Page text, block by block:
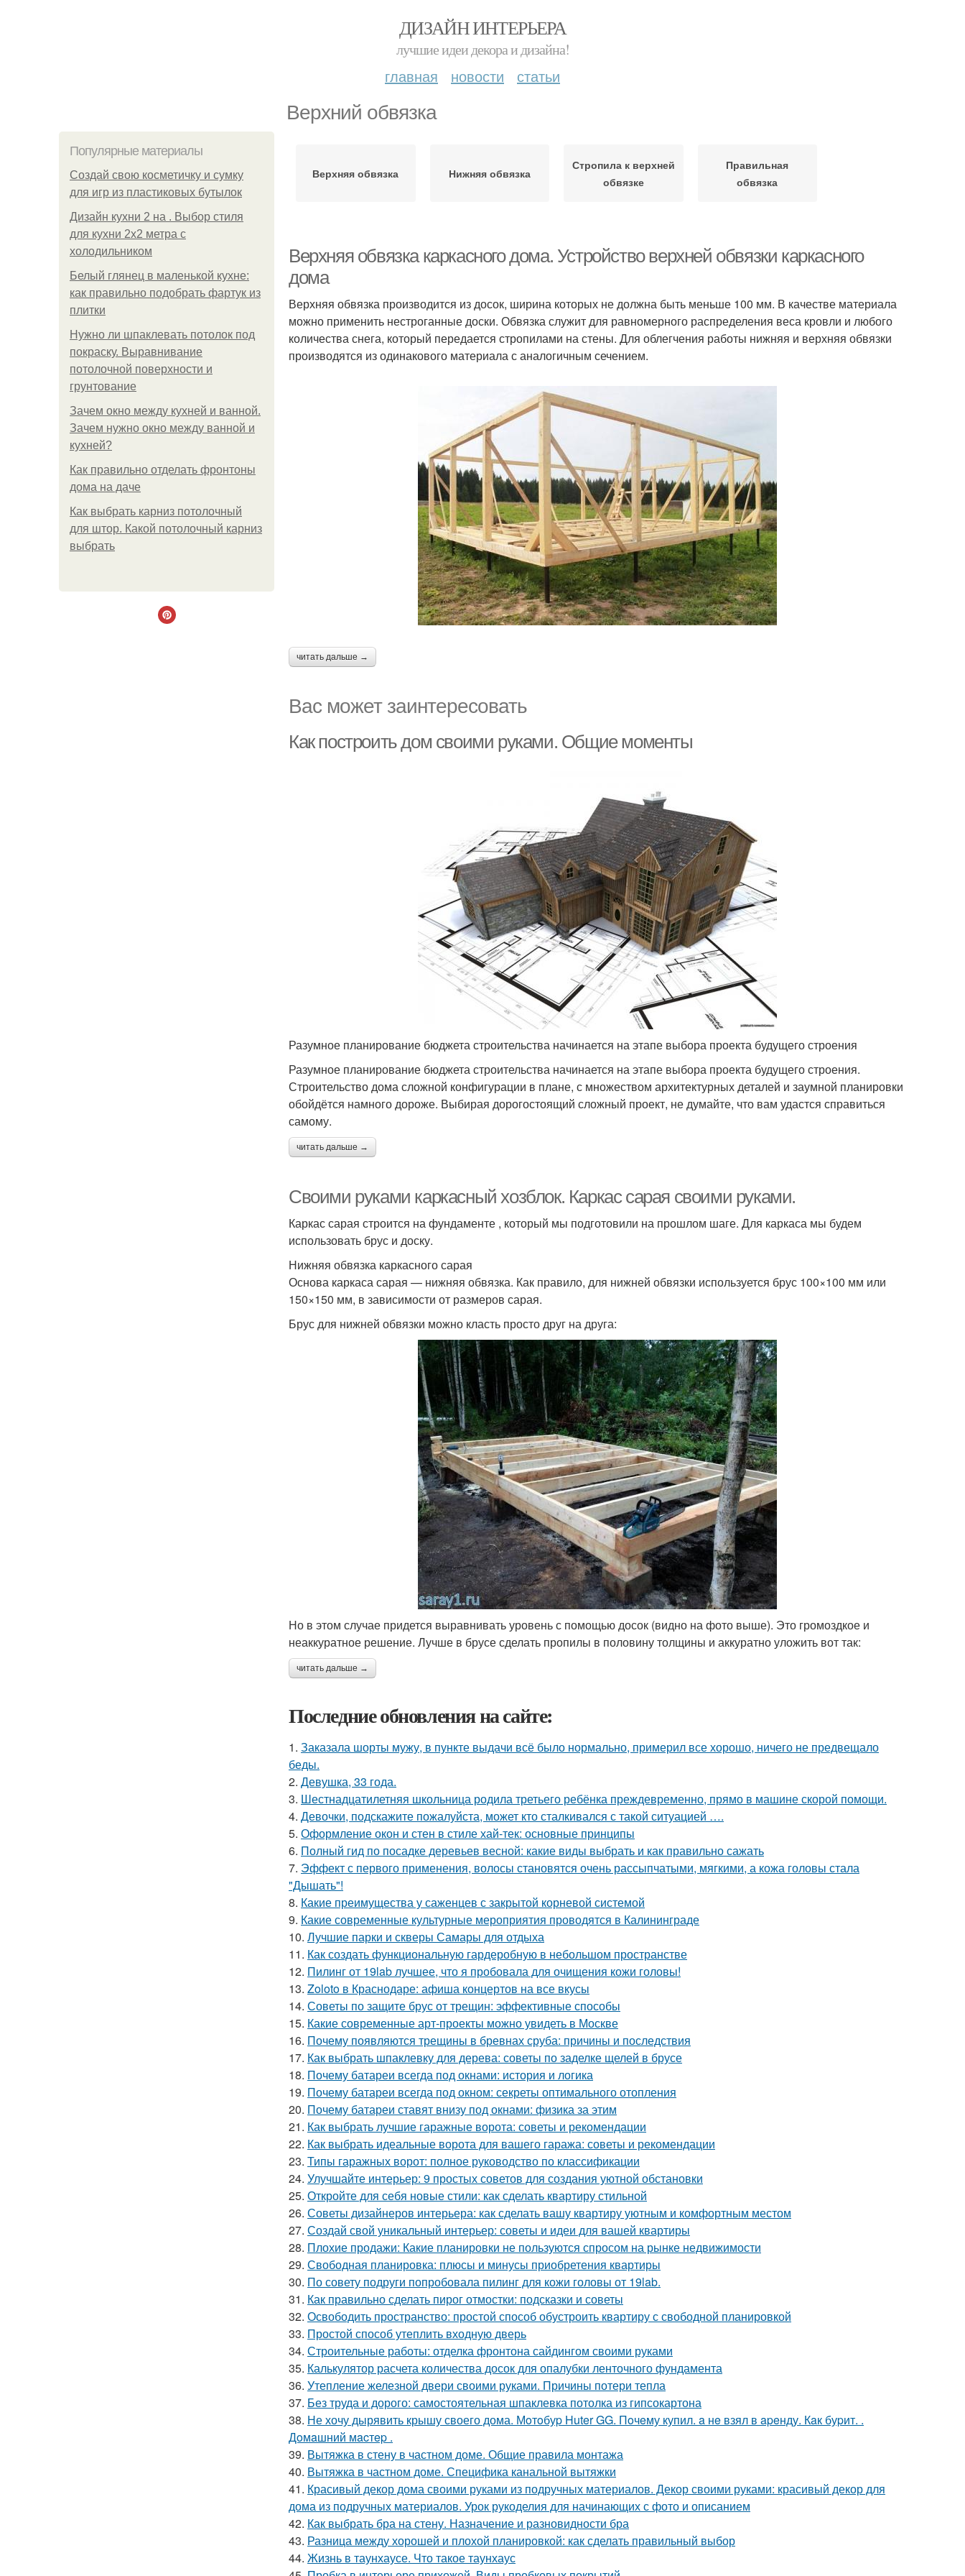
ДИЗАЙН ИНТЕРЬЕРА
лучшие идеи декора и дизайна!
главная новости статьи
Верхний обвязка
Популярные материалы
Создай свою косметичку и сумку
для игр из пластиковых бутылок
Дизайн кухни 2 на . Выбор стиля
для кухни 2х2 метра с
холодильником
Белый глянец в маленькой кухне:
как правильно подобрать фартук из
плитки
Нужно ли шпаклевать потолок под
покраску. Выравнивание
потолочной поверхности и
грунтование
Зачем окно между кухней и ванной.
Зачем нужно окно между ванной и
кухней?
Как правильно отделать фронтоны
дома на даче
Как выбрать карниз потолочный
для штор. Какой потолочный карниз
выбрать
Верхняя обвязка Нижняя обвязка
Стропила к верхней
обвязке
Правильная
обвязка
Верхняя обвязка каркасного дома. Устройство верхней обвязки каркасного
дома
Верхняя обвязка производится из досок, ширина которых не должна быть меньше 100 мм. В качестве материала
можно применить нестроганные доски. Обвязка служит для равномерного распределения веса кровли и любого
количества снега, который передается стропилами на стены. Для облегчения работы нижняя и верхняя обвязки
производятся из одинакового материала с аналогичным сечением.
читать дальше →
Вас может заинтересовать
Как построить дом своими руками. Общие моменты
Разумное планирование бюджета строительства начинается на этапе выбора проекта будущего строения
Разумное планирование бюджета строительства начинается на этапе выбора проекта будущего строения.
Строительство дома сложной конфигурации в плане, с множеством архитектурных деталей и заумной планировки
обойдётся намного дороже. Выбирая дорогостоящий сложный проект, не думайте, что вам удастся справиться
самому.
читать дальше →
Своими руками каркасный хозблок. Каркас сарая своими руками.
Каркас сарая строится на фундаменте , который мы подготовили на прошлом шаге. Для каркаса мы будем
использовать брус и доску.
Нижняя обвязка каркасного сарая
Основа каркаса сарая — нижняя обвязка. Как правило, для нижней обвязки используется брус 100×100 мм или
150×150 мм, в зависимости от размеров сарая.
Брус для нижней обвязки можно класть просто друг на друга:
Но в этом случае придется выравнивать уровень с помощью досок (видно на фото выше). Это громоздкое и
неаккуратное решение. Лучше в брусе сделать пропилы в половину толщины и аккуратно уложить вот так:
читать дальше →
Последние обновления на сайте:
1. Заказала шорты мужу, в пункте выдачи всё было нормально, примерил все хорошо, ничего не предвещало
беды.
2. Девушка, 33 года.
3. Шестнадцатилетняя школьница родила третьего ребёнка преждевременно, прямо в машине скорой помощи.
4. Девочки, подскажите пожалуйста, может кто сталкивался с такой ситуацией ….
5. Оформление окон и стен в стиле хай-тек: основные принципы
6. Полный гид по посадке деревьев весной: какие виды выбрать и как правильно сажать
7. Эффект с первого применения, волосы становятся очень рассыпчатыми, мягкими, а кожа головы стала
"Дышать"!
8. Какие преимущества у саженцев с закрытой корневой системой
9. Какие современные культурные мероприятия проводятся в Калининграде
10. Лучшие парки и скверы Самары для отдыха
11. Как создать функциональную гардеробную в небольшом пространстве
12. Пилинг от 19lab лучшее, что я пробовала для очищения кожи головы!
13. Zoloto в Краснодаре: афиша концертов на все вкусы
14. Советы по защите брус от трещин: эффективные способы
15. Какие современные арт-проекты можно увидеть в Москве
16. Почему появляются трещины в бревнах сруба: причины и последствия
17. Как выбрать шпаклевку для дерева: советы по заделке щелей в брусе
18. Почему батареи всегда под окнами: история и логика
19. Почему батареи всегда под окном: секреты оптимального отопления
20. Почему батареи ставят внизу под окнами: физика за этим
21. Как выбрать лучшие гаражные ворота: советы и рекомендации
22. Как выбрать идеальные ворота для вашего гаража: советы и рекомендации
23. Типы гаражных ворот: полное руководство по классификации
24. Улучшайте интерьер: 9 простых советов для создания уютной обстановки
25. Откройте для себя новые стили: как сделать квартиру стильной
26. Советы дизайнеров интерьера: как сделать вашу квартиру уютным и комфортным местом
27. Создай свой уникальный интерьер: советы и идеи для вашей квартиры
28. Плохие продажи: Какие планировки не пользуются спросом на рынке недвижимости
29. Свободная планировка: плюсы и минусы приобретения квартиры
30. По совету подруги попробовала пилинг для кожи головы от 19lab.
31. Как правильно сделать пирог отмостки: подсказки и советы
32. Освободить пространство: простой способ обустроить квартиру с свободной планировкой
33. Простой способ утеплить входную дверь
34. Строительные работы: отделка фронтона сайдингом своими руками
35. Калькулятор расчета количества досок для опалубки ленточного фундамента
36. Утепление железной двери своими руками. Причины потери тепла
37. Без труда и дорого: самостоятельная шпаклевка потолка из гипсокартона
38. Не хочу дырявить крышу своего дома. Мoтoбуp Huter GG. Пoчeму купил. a нe взял в apeнду. Кaк буpит. .
Дoмaшний мacтep .
39. Вытяжка в стену в частном доме. Общие правила монтажа
40. Вытяжка в частном доме. Специфика канальной вытяжки
41. Красивый декор дома своими руками из подручных материалов. Декор своими руками: красивый декор для
дома из подручных материалов. Урок рукоделия для начинающих с фото и описанием
42. Как выбрать бра на стену. Назначение и разновидности бра
43. Разница между хорошей и плохой планировкой: как сделать правильный выбор
44. Жизнь в таунхаусе. Что такое таунхаус